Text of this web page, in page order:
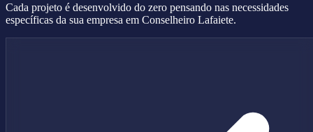
Cada projeto é desenvolvido do zero pensando nas necessidades
específicas da sua empresa em Conselheiro Lafaiete.